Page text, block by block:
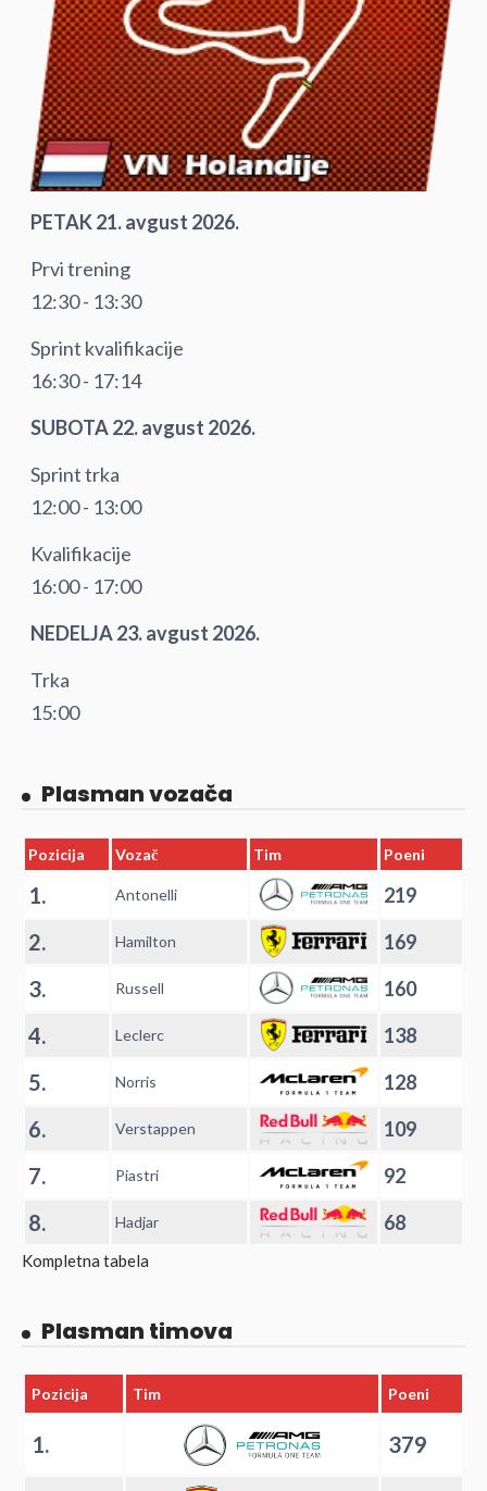
PETAK 21. avgust 2026.
Prvi trening
12:30 - 13:30
Sprint kvalifikacije
16:30 - 17:14
SUBOTA 22. avgust 2026.
Sprint trka
12:00 - 13:00
Kvalifikacije
16:00 - 17:00
NEDELJA 23. avgust 2026.
Trka
15:00
Plasman vozača
Pozicija Vozač Tim Poeni
1. Antonelli 219
2. Hamilton 169
3. Russell 160
4. Leclerc 138
5. Norris 128
6. Verstappen 109
7. Piastri 92
8. Hadjar 68
Kompletna tabela
Plasman timova
Pozicija Tim Poeni
1. 379